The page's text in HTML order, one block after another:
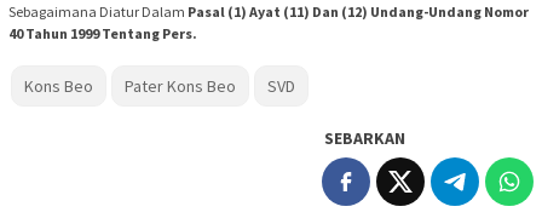
Sebagaimana Diatur Dalam Pasal (1) Ayat (11) Dan (12) Undang-Undang Nomor
40 Tahun 1999 Tentang Pers.
Kons Beo Pater Kons Beo SVD
SEBARKAN